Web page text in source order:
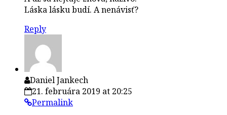
Láska lásku budí. A nenávisť?
Reply
Daniel Jankech
21. februára 2019 at 20:25
Permalink